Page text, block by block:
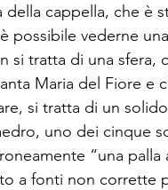
cappella, che è
possibile vederne
si tratta di una sfera,
Maria del Fiore e
si tratta di un
uno dei cinque
“una palla
a fonti non corrette